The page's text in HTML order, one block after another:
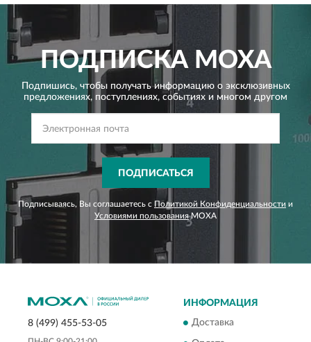
ПОДПИСКАMOXA
Подпишись, чтобы получать информацию о эксклюзивных
предложениях, поступлениях, событиях и многом другом
ПОДПИСАТЬСЯ
Подписываясь, Вы соглашаетесь с Политикой Конфиденциальности и
Условиями пользованияMOXA
8 (499) 455-53-05
ИНФОРМАЦИЯ
Доставка